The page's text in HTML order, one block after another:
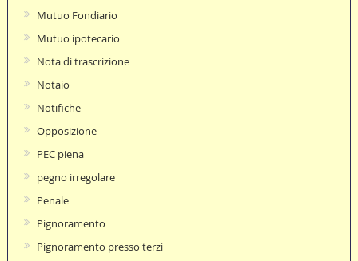
Mutuo Fondiario
Mutuo ipotecario
Nota di trascrizione
Notaio
Notifiche
Opposizione
PEC piena
pegno irregolare
Penale
Pignoramento
Pignoramento presso terzi